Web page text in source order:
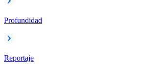
Profundidad
Reportaje